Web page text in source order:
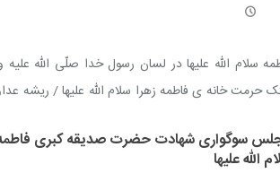
سلام الله علیها در لسان رسول خدا صلّی الله
حرمت خانه ی فاطمه زهرا سلام الله علیها / ریشه
«العقد الفرید» / طبرى و تاریخ او / بلاذرى در
سوگواری شهادت حضرت صدیقه کبری
الله علیها